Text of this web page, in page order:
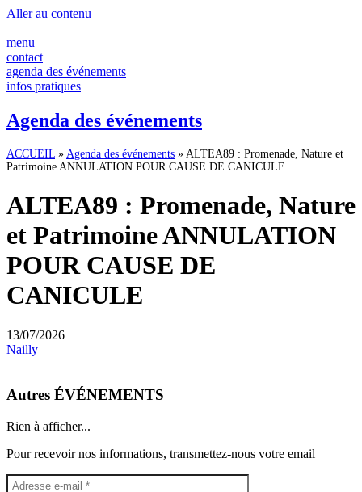
Panneau de gestion des cookies
Aller au contenu
menu
contact
agenda des événements
infos pratiques
Agenda des événements
ACCUEIL » Agenda des événements » ALTEA89 : Promenade, Nature et
Patrimoine ANNULATION POUR CAUSE DE CANICULE
ALTEA89 : Promenade, Nature
et Patrimoine ANNULATION
POUR CAUSE DE
CANICULE
13/07/2026
Nailly
Autres ÉVÉNEMENTS
Rien à afficher...
Pour recevoir nos informations, transmettez-nous votre email